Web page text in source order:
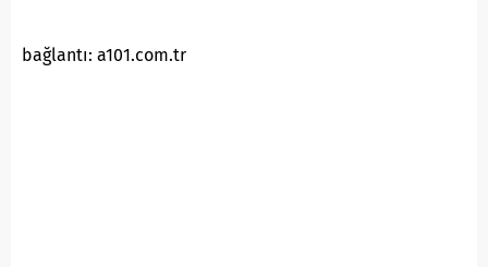
bağlantı: a101.com.tr